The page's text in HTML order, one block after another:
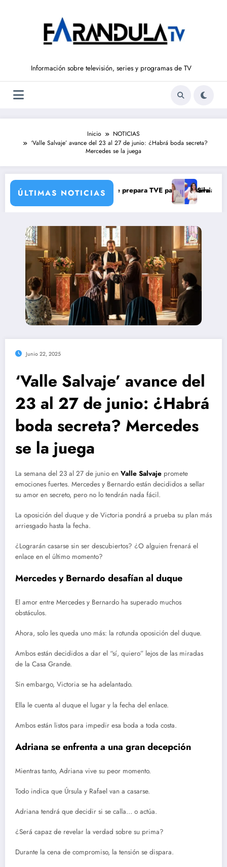
Información sobre televisión, series y programas de TV
Inicio
NOTICIAS
‘Valle Salvaje’ avance del 23 al 27 de junio: ¿Habrá boda secreta?
Mercedes se la juega
ÚLTIMAS NOTICIAS
verdad brutal
de corresponsales que prepara TVE para su nueva temporada
Silvia Intxaurrondo
Junio 22, 2025
‘Valle Salvaje’ avance del
23 al 27 de junio: ¿Habrá
boda secreta? Mercedes
se la juega
La semana del 23 al 27 de junio en Valle Salvaje promete
emociones fuertes. Mercedes y Bernardo están decididos a sellar
su amor en secreto, pero no lo tendrán nada fácil.
La oposición del duque y de Victoria pondrá a prueba su plan más
arriesgado hasta la fecha.
¿Lograrán casarse sin ser descubiertos? ¿O alguien frenará el
enlace en el último momento?
Mercedes y Bernardo desafían al duque
El amor entre Mercedes y Bernardo ha superado muchos
obstáculos.
Ahora, solo les queda uno más: la rotunda oposición del duque.
Ambos están decididos a dar el “sí, quiero” lejos de las miradas
de la Casa Grande.
Sin embargo, Victoria se ha adelantado.
Ella le cuenta al duque el lugar y la fecha del enlace.
Ambos están listos para impedir esa boda a toda costa.
Adriana se enfrenta a una gran decepción
Mientras tanto, Adriana vive su peor momento.
Todo indica que Úrsula y Rafael van a casarse.
Adriana tendrá que decidir si se calla… o actúa.
¿Será capaz de revelar la verdad sobre su prima?
Durante la cena de compromiso, la tensión se dispara.